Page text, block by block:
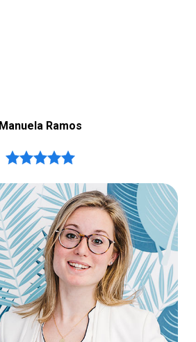
Manuela Ramos